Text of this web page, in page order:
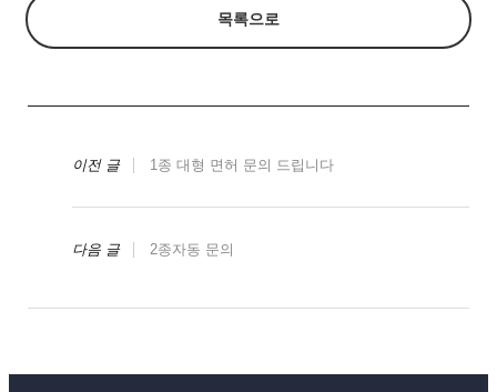
목록으로
이전 글 1종 대형 면허 문의 드립니다
다음 글 2종자동 문의